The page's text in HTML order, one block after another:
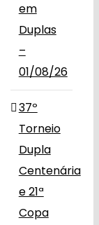
em
Duplas
–
01/08/26
37º
Torneio
Dupla
Centenária
e 21ª
Copa